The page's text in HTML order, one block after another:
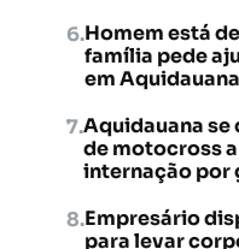
Homem está
família pede
em Aquidauana
Aquidauana
de motocross
internação por
Empresário
para levar